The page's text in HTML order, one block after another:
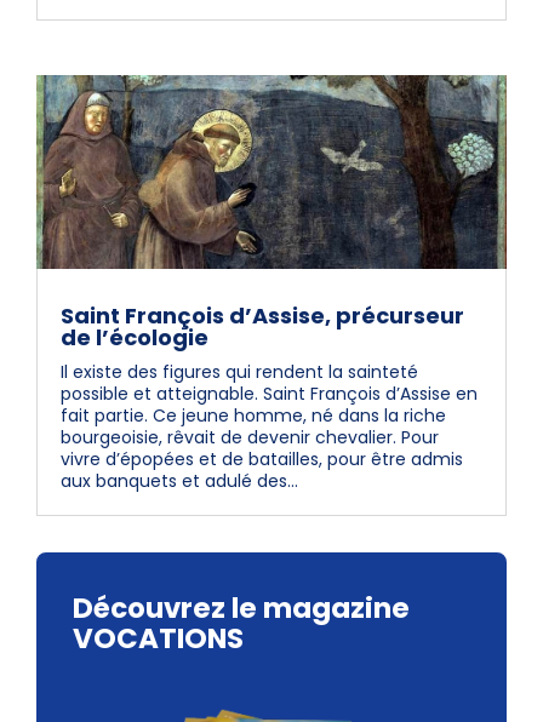
Saint François d’Assise, précurseur
de l’écologie
Il existe des figures qui rendent la sainteté
possible et atteignable. Saint François d’Assise en
fait partie. Ce jeune homme, né dans la riche
bourgeoisie, rêvait de devenir chevalier. Pour
vivre d’épopées et de batailles, pour être admis
aux banquets et adulé des...
Découvrez le magazine
VOCATIONS